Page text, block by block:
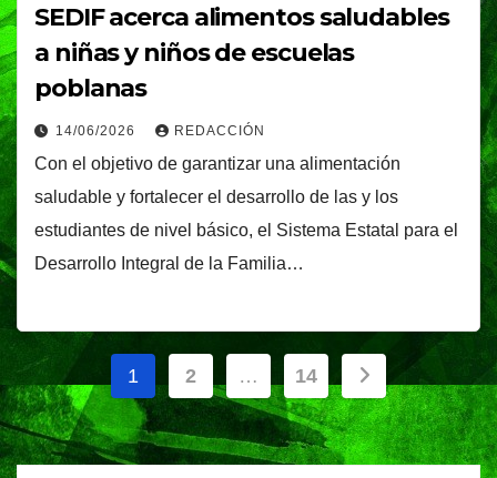
SEDIF acerca alimentos saludables
a niñas y niños de escuelas
poblanas
14/06/2026 REDACCIÓN
Con el objetivo de garantizar una alimentación
saludable y fortalecer el desarrollo de las y los
estudiantes de nivel básico, el Sistema Estatal para el
Desarrollo Integral de la Familia…
Paginación
de
entradas
1 2 … 14